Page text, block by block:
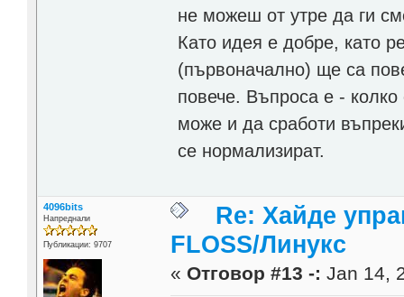
не можеш от утре да ги
Като идея е добре, като
(първоначално) ще са
повече. Въпроса е - колко
може и да сработи
се нормализират.
4096bits
Напреднали
Публикации: 9707
Re: Хайде
FLOSS/Линукс
« Отговор #13 -: Jan 14,